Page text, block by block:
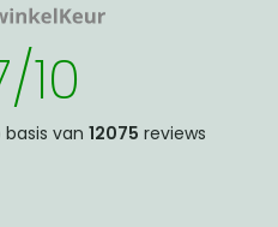
10
van 12075 reviews